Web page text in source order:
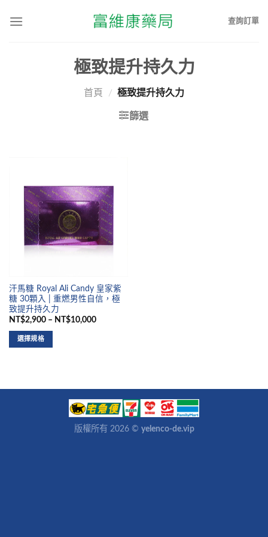
查詢訂單
極致提升持久力
首頁 / 極致提升持久力
篩選
汗馬糖 Royal Ali Candy 皇家紫
糖 30顆入 | 重燃男性自信，極
致提升持久力
NT$2,900 – NT$10,000
選擇規格
版權所有 2026 © yelenco-de.vip